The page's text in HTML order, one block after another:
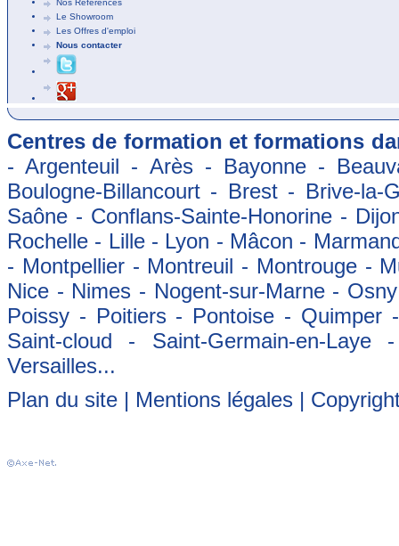
Nos Références
Le Showroom
Les Offres d'emploi
Nous contacter
Centres de formation et formations
- Argenteuil - Arès - Bayonne -
Boulogne-Billancourt - Brest - Brive-
Saône - Conflans-Sainte-Honorine -
Rochelle - Lille - Lyon - Mâcon -
- Montpellier - Montreuil - Montrouge -
Nice - Nimes - Nogent-sur-Marne -
Poissy - Poitiers - Pontoise -
Saint-cloud - Saint-Germain-en-
Versailles...
Plan du site | Mentions légales |